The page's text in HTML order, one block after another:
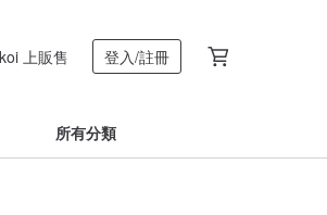
上販售 登入/註冊
所有分類